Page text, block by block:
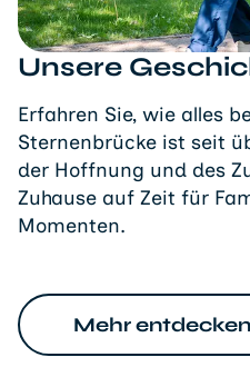
Unsere
Erfahren Sie, wie alles
Sternenbrücke ist seit
der Hoffnung und des
Zuhause auf Zeit für
Momenten.
Mehr entdecken